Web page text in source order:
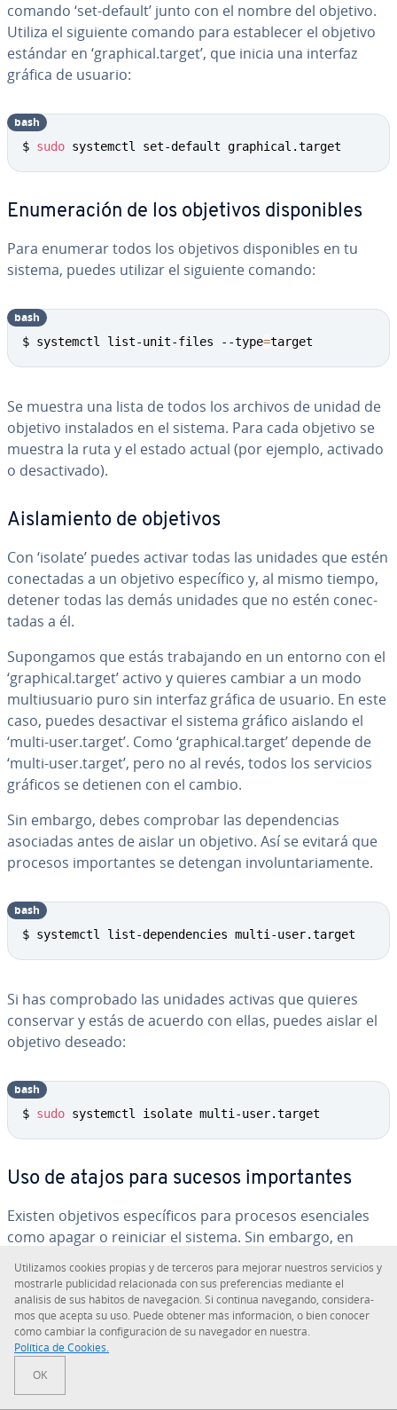
comando ‘set-default’ junto con el nombre del objetivo.
Utiliza el siguiente comando para es­ta­ble­cer el objetivo
estándar en ‘graphical.target’, que inicia una interfaz
gráfica de usuario:
$ sudo systemctl set-default graphical.target
bash
Enu­me­ra­ción de los objetivos di­s­po­ni­bles
Para enumerar todos los objetivos di­s­po­ni­bles en tu
sistema, puedes utilizar el siguiente comando:
$ systemctl list-unit-files --type=target
bash
Se muestra una lista de todos los archivos de unidad de
objetivo in­s­ta­la­dos en el sistema. Para cada objetivo se
muestra la ruta y el estado actual (por ejemplo, activado
o des­ac­ti­va­do).
Ai­s­la­mie­n­to de objetivos
Con ‘isolate’ puedes activar todas las unidades que estén
co­ne­c­ta­das a un objetivo es­pe­cí­fi­co y, al mismo tiempo,
detener todas las demás unidades que no estén co­ne­c­
ta­das a él.
Su­po­n­ga­mos que estás tra­ba­ja­n­do en un entorno con el
‘graphical.target’ activo y quieres cambiar a un modo
mu­l­tiu­sua­rio puro sin interfaz gráfica de usuario. En este
caso, puedes des­ac­ti­var el sistema gráfico aislando el
‘multi-user.target’. Como ‘graphical.target’ depende de
‘multi-user.target’, pero no al revés, todos los servicios
gráficos se detienen con el cambio.
Sin embargo, debes comprobar las de­pe­n­de­n­cias
asociadas antes de aislar un objetivo. Así se evitará que
procesos im­po­r­ta­n­tes se detengan in­vo­lu­n­ta­ria­me­n­te.
$ systemctl list-dependencies multi-user.target
bash
Si has co­m­pro­ba­do las unidades activas que quieres
conservar y estás de acuerdo con ellas, puedes aislar el
objetivo deseado:
$ sudo systemctl isolate multi-user.target
bash
Uso de atajos para sucesos im­po­r­ta­n­tes
Existen objetivos es­pe­cí­fi­cos para procesos ese­n­cia­les
como apagar o reiniciar el sistema. Sin embargo, en
Linux, systemctl también ofrece atajos prácticos que pro­
po­r­cio­nan funciones adi­cio­na­les. Por ejemplo, para
poner el sistema en modo rescate (Single-User-Modus),
basta con utilizar ‘rescue’ en lugar de ‘isolate
rescue.target’.
bash
Uti­li­za­mos cookies propias y de terceros para mejorar nuestros servicios y
mostrarle pu­bli­ci­dad re­la­cio­na­da con sus pre­fe­re­n­cias mediante el
análisis de sus hábitos de na­ve­ga­ción. Si continua navegando, co­n­si­de­ra­
mos que acepta su uso. Puede obtener más in­fo­r­ma­ción, o bien conocer
cómo cambiar la co­n­fi­gu­ra­ción de su navegador en nuestra.
Política de Cookies.
OK